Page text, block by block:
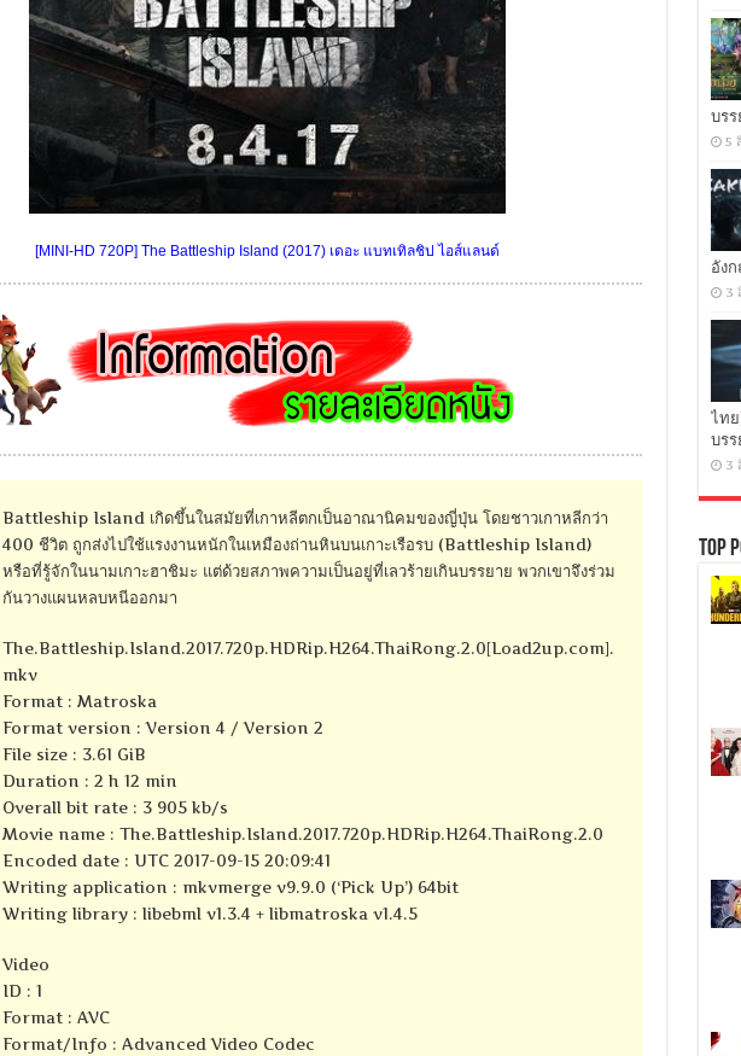
[MINI-HD 720P] The Battleship Island (2017) เดอะ แบทเทิลชิป ไอส์แลนด์
Battleship Island เกิดขึ้นในสมัยที่เกาหลีตกเป็นอาณานิคมของญี่ปุ่น โดยชาวเกาหลีกว่า
400 ชีวิต ถูกส่งไปใช้แรงงานหนักในเหมืองถ่านหินบนเกาะเรือรบ (Battleship Island)
หรือที่รู้จักในนามเกาะฮาชิมะ แต่ด้วยสภาพความเป็นอยู่ที่เลวร้ายเกินบรรยาย พวกเขาจึงร่วม
กันวางแผนหลบหนีออกมา
The.Battleship.Island.2017.720p.HDRip.H264.ThaiRong.2.0[Load2up.com].
mkv
Format : Matroska
Format version : Version 4 / Version 2
File size : 3.61 GiB
Duration : 2 h 12 min
Overall bit rate : 3 905 kb/s
Movie name : The.Battleship.Island.2017.720p.HDRip.H264.ThaiRong.2.0
Encoded date : UTC 2017-09-15 20:09:41
Writing application : mkvmerge v9.9.0 (‘Pick Up’) 64bit
Writing library : libebml v1.3.4 + libmatroska v1.4.5
Video
ID : 1
Format : AVC
Format/Info : Advanced Video Codec
บร
5
อัง
3
ไท
บร
3
Top